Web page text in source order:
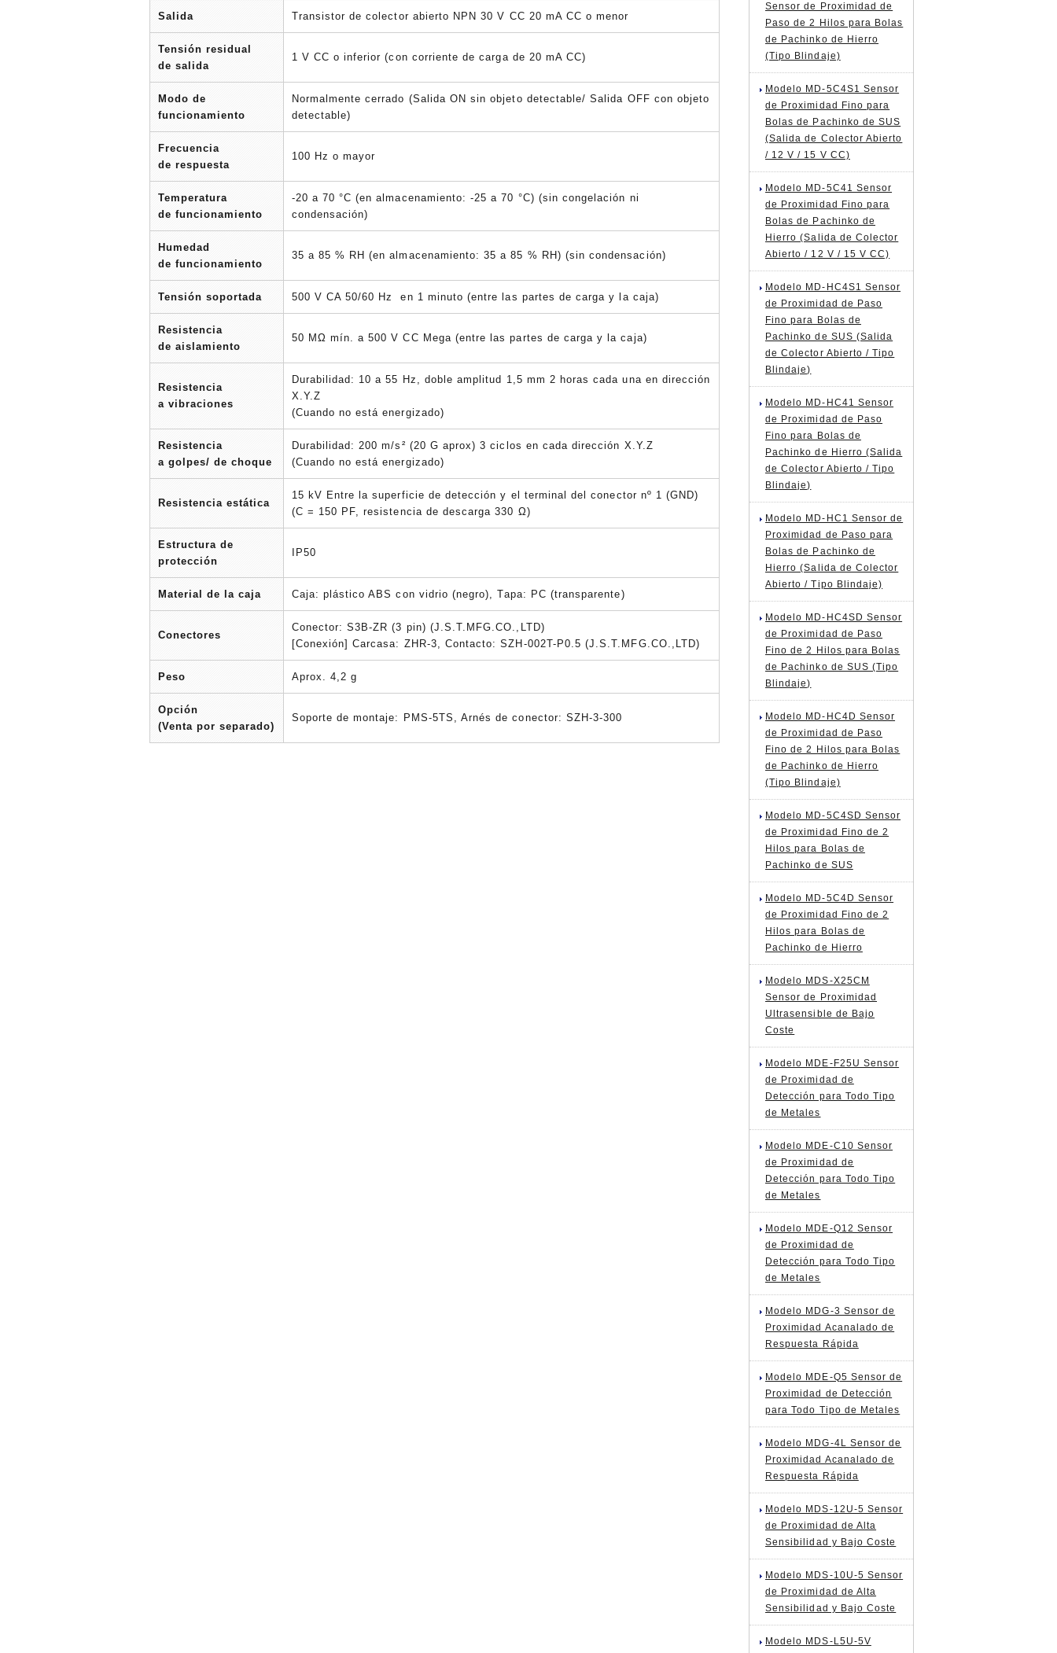
Salida Transistor de colector abierto NPN 30 V CC 20 mA CC o menor
Tensión residual
de salida
1 V CC o inferior (con corriente de carga de 20 mA CC)
Modo de
funcionamiento
Normalmente cerrado (Salida ON sin objeto detectable/ Salida OFF con objeto
detectable)
Frecuencia
de respuesta
100 Hz o mayor
Temperatura
de funcionamiento
-20 a 70 °C (en almacenamiento: -25 a 70 °C) (sin congelación ni
condensación)
Humedad
de funcionamiento
35 a 85 % RH (en almacenamiento: 35 a 85 % RH) (sin condensación)
Tensión soportada 500 V CA 50/60 Hz en 1 minuto (entre las partes de carga y la caja)
Resistencia
de aislamiento
50 MΩ mín. a 500 V CC Mega (entre las partes de carga y la caja)
Resistencia
a vibraciones
Durabilidad: 10 a 55 Hz, doble amplitud 1,5 mm 2 horas cada una en dirección
X.Y.Z
(Cuando no está energizado)
Resistencia
a golpes/ de choque
Durabilidad: 200 m/s² (20 G aprox) 3 ciclos en cada dirección X.Y.Z
(Cuando no está energizado)
Resistencia estática
15 kV Entre la superficie de detección y el terminal del conector nº 1 (GND)
(C = 150 PF, resistencia de descarga 330 Ω)
Estructura de
protección
IP50
Material de la caja Caja: plástico ABS con vidrio (negro), Tapa: PC (transparente)
Conectores
Conector: S3B-ZR (3 pin) (J.S.T.MFG.CO.,LTD)
[Conexión] Carcasa: ZHR-3, Contacto:SZH-002T-P0.5(J.S.T.MFG.CO.,LTD)
Peso Aprox. 4,2 g
Opción
(Venta por separado)
Soporte de montaje: PMS-5TS, Arnés de conector: SZH-3-300
Sensor de Proximidad de
Paso de 2 Hilos para Bolas
de Pachinko de Hierro
(Tipo Blindaje)
Modelo MD-5C4S1 Sensor
de Proximidad Fino para
Bolas de Pachinko de SUS
(Salida de Colector Abierto
/ 12 V / 15 V CC)
Modelo MD-5C41 Sensor
de Proximidad Fino para
Bolas de Pachinko de
Hierro (Salida de Colector
Abierto / 12 V / 15 V CC)
Modelo MD-HC4S1 Sensor
de Proximidad de Paso
Fino para Bolas de
Pachinko de SUS (Salida
de Colector Abierto / Tipo
Blindaje)
Modelo MD-HC41 Sensor
de Proximidad de Paso
Fino para Bolas de
Pachinko de Hierro (Salida
de Colector Abierto / Tipo
Blindaje)
Modelo MD-HC1 Sensor de
Proximidad de Paso para
Bolas de Pachinko de
Hierro (Salida de Colector
Abierto / Tipo Blindaje)
Modelo MD-HC4SD Sensor
de Proximidad de Paso
Fino de 2 Hilos para Bolas
de Pachinko de SUS (Tipo
Blindaje)
Modelo MD-HC4D Sensor
de Proximidad de Paso
Fino de 2 Hilos para Bolas
de Pachinko de Hierro
(Tipo Blindaje)
Modelo MD-5C4SD Sensor
de Proximidad Fino de 2
Hilos para Bolas de
Pachinko de SUS
Modelo MD-5C4D Sensor
de Proximidad Fino de 2
Hilos para Bolas de
Pachinko de Hierro
Modelo MDS-X25CM
Sensor de Proximidad
Ultrasensible de Bajo
Coste
Modelo MDE-F25U Sensor
de Proximidad de
Detección para Todo Tipo
de Metales
Modelo MDE-C10 Sensor
de Proximidad de
Detección para Todo Tipo
de Metales
Modelo MDE-Q12 Sensor
de Proximidad de
Detección para Todo Tipo
de Metales
Modelo MDG-3 Sensor de
Proximidad Acanalado de
Respuesta Rápida
Modelo MDE-Q5 Sensor de
Proximidad de Detección
para Todo Tipo de Metales
Modelo MDG-4L Sensor de
Proximidad Acanalado de
Respuesta Rápida
Modelo MDS-12U-5 Sensor
de Proximidad de Alta
Sensibilidad y Bajo Coste
Modelo MDS-10U-5 Sensor
de Proximidad de Alta
Sensibilidad y Bajo Coste
Modelo MDS-L5U-5V